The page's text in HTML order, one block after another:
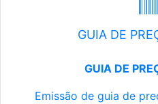
GUIA DE
GUIA DE
Emissão de guia de